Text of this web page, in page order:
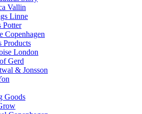
Vallin
Linne
Potter
Copenhagen
Products
London
Gerd
& Jonsson
Goods